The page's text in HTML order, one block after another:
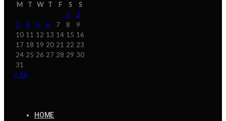
M T W T F S
S
1
2
3
4 5 6 7 8
9
10 11 12 13 14 15 16
17 18 19 20 21 22 23
24 25 26 27 28 29 30
31
« Jul
HOME